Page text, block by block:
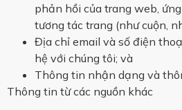
phản hồi của trang web,
tương tác trang (như cuộn,
Địa chỉ email và số điện
hệ với chúng tôi; và
Thông tin nhận dạng và
Thông tin từ các nguồn khác